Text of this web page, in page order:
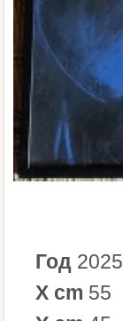
Год 2025
X cm 55